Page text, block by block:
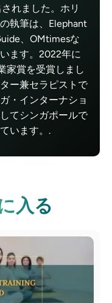
れました。ホリ
執筆は、Elephant
、OMtimesな
ます。2022年に
家賞を受賞しまし
ー兼セラピストで
・インターナショ
てシンガポールで
います。.
入る